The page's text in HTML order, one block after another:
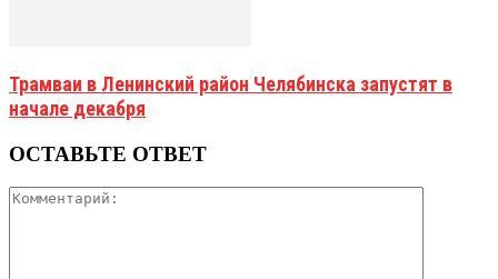
Трамваи в Ленинский район Челябинска запустят в
начале декабря
ОСТАВЬТЕ ОТВЕТ